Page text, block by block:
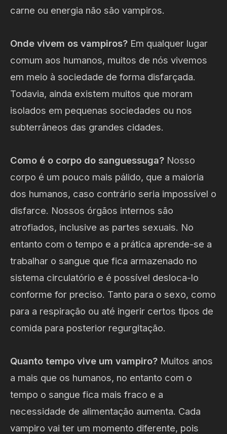
carne ou energia não são vampiros.
Onde vivem os vampiros? Em qualquer lugar
comum aos humanos, muitos de nós vivemos
em meio à sociedade de forma disfarçada.
Todavia, ainda existem muitos que moram
isolados em pequenas sociedades ou nos
subterrâneos das grandes cidades.
Como é o corpo do sanguessuga? Nosso
corpo é um pouco mais pálido, que a maioria
dos humanos, caso contrário seria impossível o
disfarce. Nossos órgãos internos são
atrofiados, inclusive as partes sexuais. No
entanto com o tempo e a prática aprende-se a
trabalhar o sangue que fica armazenado no
sistema circulatório e é possível desloca-lo
conforme for preciso. Tanto para o sexo, como
para a respiração ou até ingerir certos tipos de
comida para posterior regurgitação.
Quanto tempo vive um vampiro? Muitos anos
a mais que os humanos, no entanto com o
tempo o sangue fica mais fraco e a
necessidade de alimentação aumenta. Cada
vampiro vai ter um momento diferente, pois